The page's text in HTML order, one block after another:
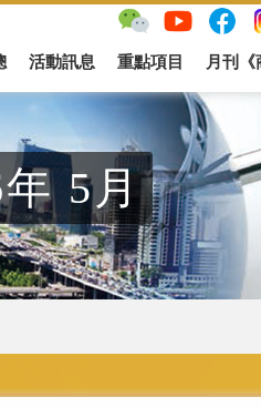
活動訊息 重點項目 月刊《
5月